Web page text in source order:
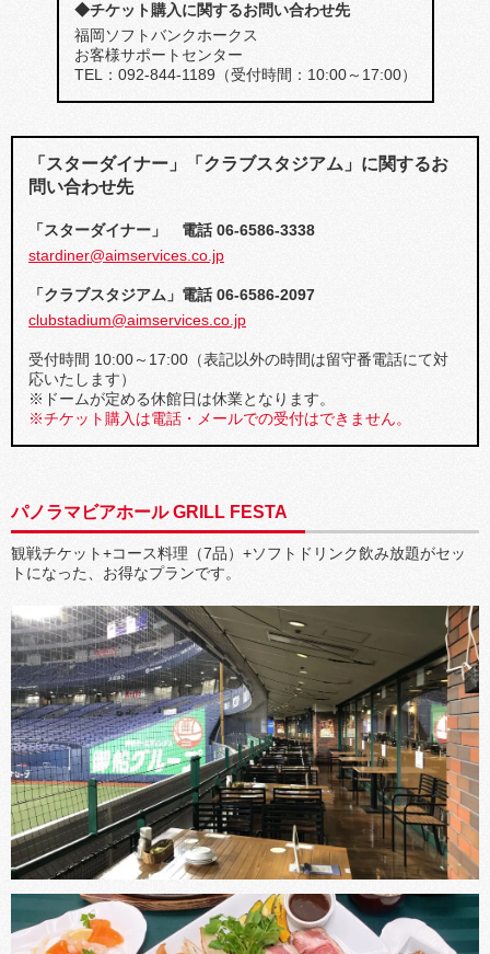
◆チケット購入に関するお問い合わせ先
福岡ソフトバンクホークス
お客様サポートセンター
TEL：092-844-1189（受付時間：10:00～17:00）
「スターダイナー」「クラブスタジアム」に関するお
問い合わせ先
「スターダイナー」 電話 06-6586-3338
stardiner@aimservices.co.jp
「クラブスタジアム」電話 06-6586-2097
clubstadium@aimservices.co.jp
受付時間 10:00～17:00（表記以外の時間は留守番電話にて対
応いたします）
※ドームが定める休館日は休業となります。
※チケット購入は電話・メールでの受付はできません。
パノラマビアホール GRILL FESTA
観戦チケット+コース料理（7品）+ソフトドリンク飲み放題がセッ
トになった、お得なプランです。